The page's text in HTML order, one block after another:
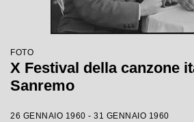
FOTO
X Festival della canzone
Sanremo
26 GENNAIO 1960 - 31 GENNAIO 1960